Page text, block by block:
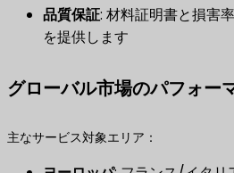
品質保証​: 材料証明書と損害
を提供します
グローバル市場のパフォー
主なサービス対象エリア：